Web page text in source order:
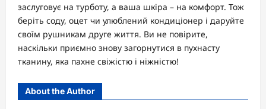
заслуговує на турботу, а ваша шкіра – на комфорт. Тож
беріть соду, оцет чи улюблений кондиціонер і даруйте
своїм рушникам друге життя. Ви не повірите,
наскільки приємно знову загорнутися в пухнасту
тканину, яка пахне свіжістю і ніжністю!
About the Author